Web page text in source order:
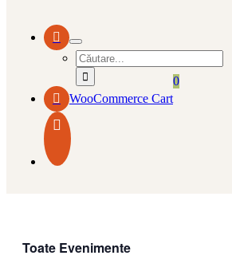
Search
for:
WooCommerce Cart
0
Toate Evenimente